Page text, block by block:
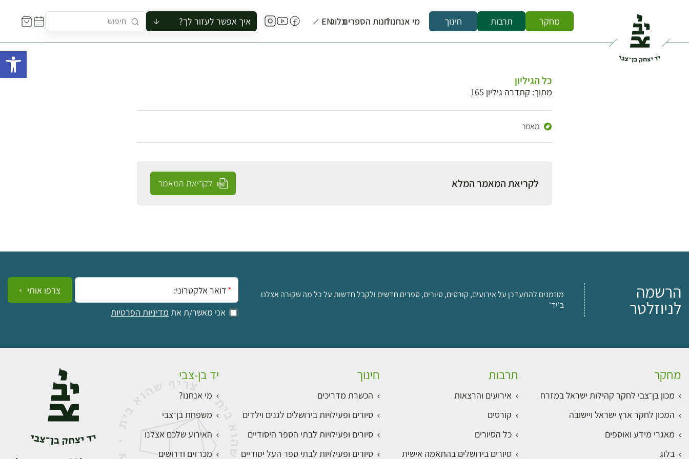
מחקר תרבות חינוך מי אנחנו?חנות הספריםבלוגEN איך אפשר לעזור לך?
להזמין סיור לקבוצה
כל הגיליון
מתוך: קתדרה גיליון 165
מאמר
לקריאת המאמר המלא לקריאת המאמר
הרשמה
לניוזלטר
מוזמנים להתעדכן על אירועים, קורסים, סיורים, ספרים חדשים ולקבל חדשות על כל מה שקורה אצלנו
ב'יד'
אימייל:
אני מאשר/ת את מדיניות הפרטיות
צרפו אותי
מחקר
מכון בן־צבי לחקר קהילות ישראל במזרח
המכון לחקר ארץ ישראל ויישובה
מאגרי מידע ואוספים
בלוג
תרבות
אירועים והרצאות
קורסים
כל הסיורים
סיורים בירושלים בהתאמה אישית
חינוך
הכשרת מדריכים
סיורים ופעילויות בירושלים לגנים וילדים
סיורים ופעילויות לבתי הספר היסודיים
סיורים ופעילויות לבתי ספר העל יסודיים
יד בן-צבי
מי אנחנו?
משפחת בן־צבי
האירוע שלכם אצלנו
מכרזים ודרושים